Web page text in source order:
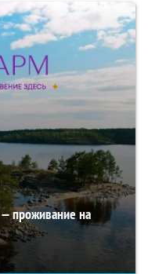
— проживание на